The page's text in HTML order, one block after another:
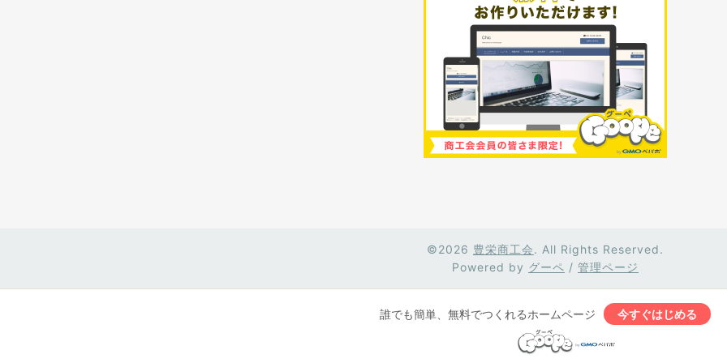
©2026 豊栄商工会. All Rights Reserved.
Powered by グーペ / 管理ページ
誰でも簡単、無料でつくれるホームページ 今すぐはじめる